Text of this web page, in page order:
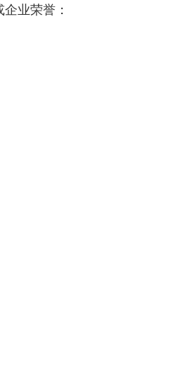
业荣誉：